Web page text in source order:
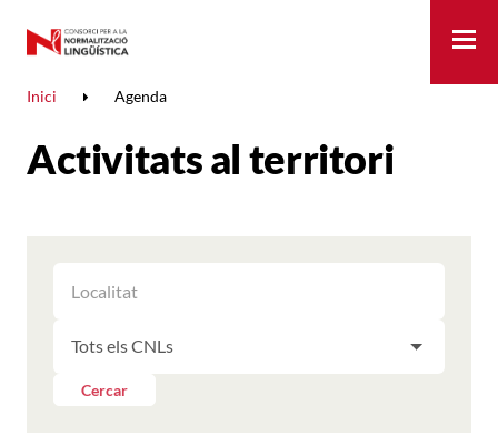
Inici Agenda
Activitats al territori
ELS
RESULTATS
LES
PER
LES
Cercar